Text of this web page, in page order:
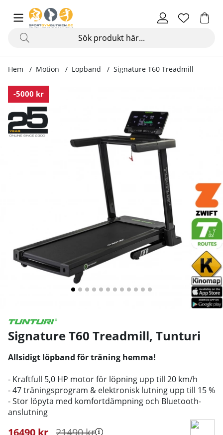
Hem Motion Löpband Signature T60 Treadmill
-5000 kr
Produktbilder Signature T60 Treadmill
Signature T60 Treadmill, Tunturi
Allsidigt löpband för träning hemma!
- Kraftfull 5,0 HP motor för löpning upp till 20 km/h
- 47 träningsprogram & elektronisk lutning upp till 15 %
- Stor löpyta med komfortdämpning och Bluetooth-
anslutning
21490kr
16490 kr